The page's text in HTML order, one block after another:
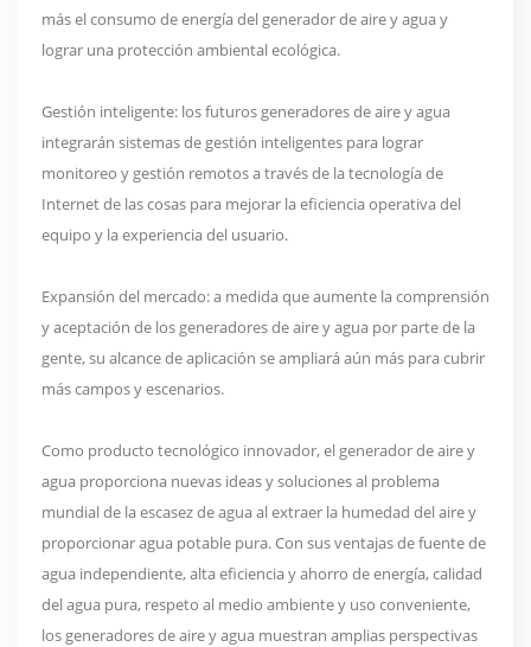
más el consumo de energía del generador de aire y agua y
lograr una protección ambiental ecológica.
Gestión inteligente: los futuros generadores de aire y agua
integrarán sistemas de gestión inteligentes para lograr
monitoreo y gestión remotos a través de la tecnología de
Internet de las cosas para mejorar la eficiencia operativa del
equipo y la experiencia del usuario.
Expansión del mercado: a medida que aumente la comprensión
y aceptación de los generadores de aire y agua por parte de la
gente, su alcance de aplicación se ampliará aún más para cubrir
más campos y escenarios.
Como producto tecnológico innovador, el generador de aire y
agua proporciona nuevas ideas y soluciones al problema
mundial de la escasez de agua al extraer la humedad del aire y
proporcionar agua potable pura. Con sus ventajas de fuente de
agua independiente, alta eficiencia y ahorro de energía, calidad
del agua pura, respeto al medio ambiente y uso conveniente,
los generadores de aire y agua muestran amplias perspectivas